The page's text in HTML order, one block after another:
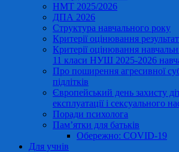
НМТ 2025/2026
ДПА 2026
Структура навчального року
Критерії оцінювання
Критерії оцінювання
11 класи НУШ 2025-2026
Про поширення агресивної
підлітків
Європейський день захисту
експлуатації і сексуального
Поради психолога
Пам’ятки для батьків
Обережно: COVID-19
Для учнів